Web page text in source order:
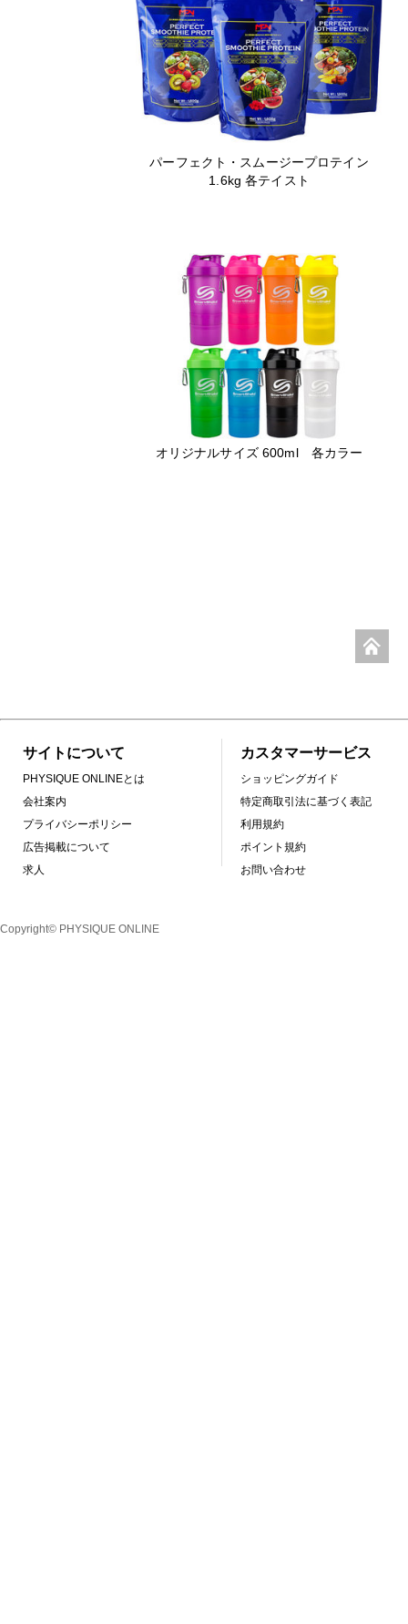
パーフェクト・スムージープロテイン
1.6kg 各テイスト
オリジナルサイズ 600ml 各カラー
サイトについて
PHYSIQUE ONLINEとは
会社案内
プライバシーポリシー
広告掲載について
求人
カスタマーサービス
ショッピングガイド
特定商取引法に基づく表記
利用規約
ポイント規約
お問い合わせ
Copyright© PHYSIQUE ONLINE